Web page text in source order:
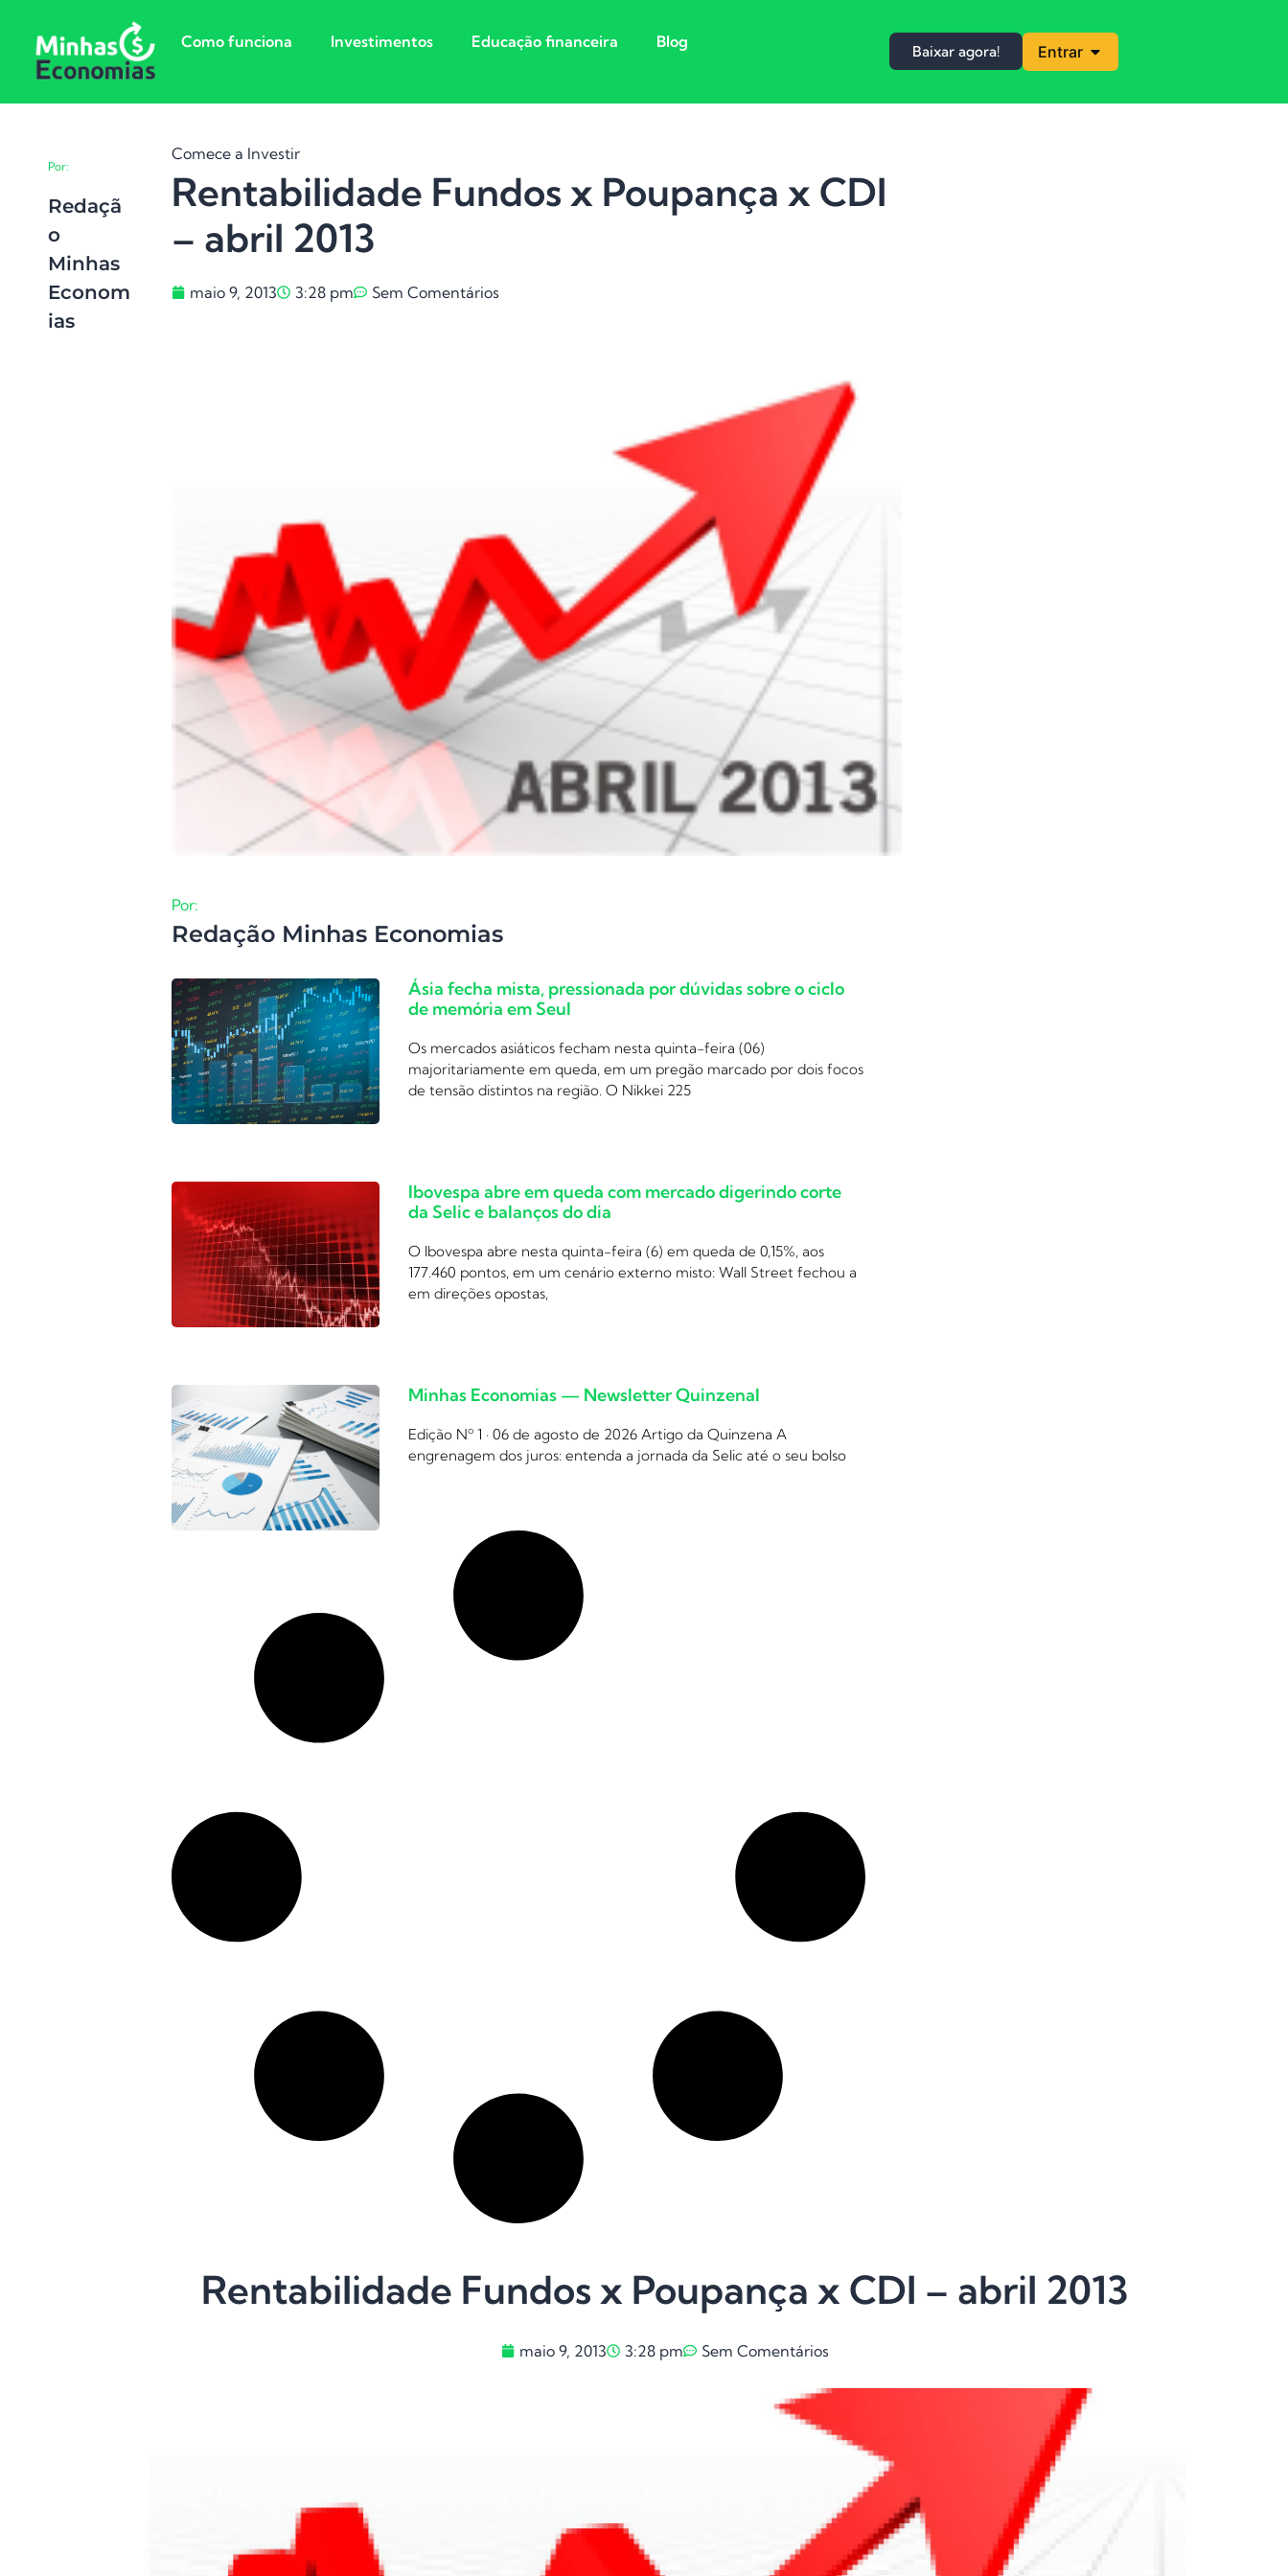
Como funciona Investimentos Educação financeira Blog
Baixar agora! Entrar
Por:
Redaçã
O
Minhas
Econom
Ias
Comece a Investir
Rentabilidade Fundos x Poupança x CDI
– abril 2013
maio 9, 2013 3:28 pm Sem Comentários
Por:
Redação Minhas Economias
Ásia fecha mista, pressionada por dúvidas sobre o ciclo
de memória em Seul
Os mercados asiáticos fecham nesta quinta-feira (06)
majoritariamente em queda, em um pregão marcado por dois focos
de tensão distintos na região. O Nikkei 225
Ibovespa abre em queda com mercado digerindo corte
da Selic e balanços do dia
O Ibovespa abre nesta quinta-feira (6) em queda de 0,15%, aos
177.460 pontos, em um cenário externo misto: Wall Street fechou a
em direções opostas,
Minhas Economias — Newsletter Quinzenal
Edição Nº 1 · 06 de agosto de 2026 Artigo da Quinzena A
engrenagem dos juros: entenda a jornada da Selic até o seu bolso
Rentabilidade Fundos x Poupança x CDI – abril 2013
maio 9, 2013 3:28 pm Sem Comentários